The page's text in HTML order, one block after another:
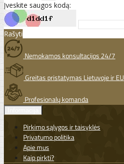
Įveskite saugos kodą:
Rašyti
Nemokamos konsultacijos 24/7
Greitas pristatymas Lietuvoje ir EU
Profesionalų komanda
Pirkimo sąlygos ir taisyklės
Privatumo politika
Apie mus
Kaip pirkti?